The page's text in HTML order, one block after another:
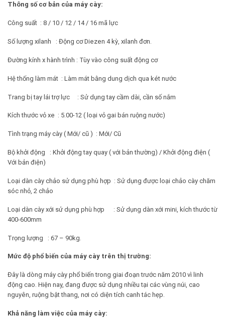
Thông số cơ bản của máy cày:
Công suất : 8 / 10 / 12 / 14 / 16 mã lực
Số lượng xilanh : Động cơ Diezen 4 kỳ, xilanh đơn.
Đường kính x hành trình : Tùy vào công suất động cơ
Hệ thống làm mát : Làm mát bằng dung dịch qua két nước
Trang bị tay lái trợ lực : Sử dụng tay cầm dài, cần số nắm
Kích thước vỏ xe : 5.00-12 ( loại vỏ gai bán ruộng nước)
Tình trạng máy cày ( Mới/ cũ ) : Mới/ Cũ
Bộ khởi động : Khởi động tay quay ( với bản thường) / Khởi động điện (
Với bản điện)
Loại dàn cày chảo sử dụng phù hợp : Sử dụng được loại chảo cày chăm
sóc nhỏ, 2 chảo
Loại dàn cày xới sử dụng phù hợp : Sử dụng dàn xới mini, kích thước từ
400-600mm
Trọng lượng : 67 – 90kg.
Mức độ phổ biến của máy cày trên thị trường:
Đây là dòng máy cày phổ biến trong giai đoạn trước năm 2010 vì linh
động cao. Hiện nay, đang được sử dụng nhiều tại các vùng núi, cao
nguyên, ruộng bật thang, nơi có diện tích canh tác hẹp.
Khả năng làm việc của máy cày: